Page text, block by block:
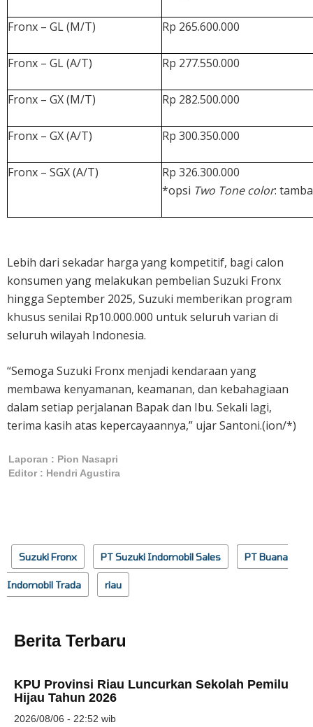
Fronx – GL (M/T) Rp 265.600.000
Fronx – GL (A/T) Rp 277.550.000
Fronx – GX (M/T) Rp 282.500.000
Fronx – GX (A/T) Rp 300.350.000
Fronx – SGX (A/T)
Rp 326.300.000
*opsi Two Tone color:
Lebih dari sekadar harga yang kompetitif, bagi calon
konsumen yang melakukan pembelian Suzuki Fronx
hingga September 2025, Suzuki memberikan program
khusus senilai Rp10.000.000 untuk seluruh varian di
seluruh wilayah Indonesia.
“Semoga Suzuki Fronx menjadi kendaraan yang
membawa kenyamanan, keamanan, dan kebahagiaan
dalam setiap perjalanan Bapak dan Ibu. Sekali lagi,
terima kasih atas kepercayaannya,” ujar Santoni.(ion/*)
Laporan : Pion Nasapri
Editor : Hendri Agustira
Suzuki Fronx PT Suzuki Indomobil Sales PT Buana
Indomobil Trada riau
Berita Terbaru
KPU Provinsi Riau Luncurkan Sekolah Pemilu
Hijau Tahun 2026
2026/08/06 - 22:52 wib